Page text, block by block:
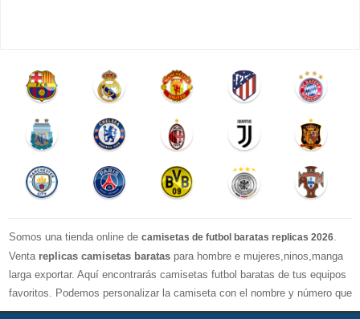
Somos una tienda online de camisetas de futbol baratas replicas 2026.
Venta replicas camisetas baratas para hombre e mujeres,ninos,manga
larga exportar. Aquí encontrarás camisetas futbol baratas de tus equipos
favoritos. Podemos personalizar la camiseta con el nombre y número que
quieras. Nuestrascamisetas de futbol replicasson de máxima calidad